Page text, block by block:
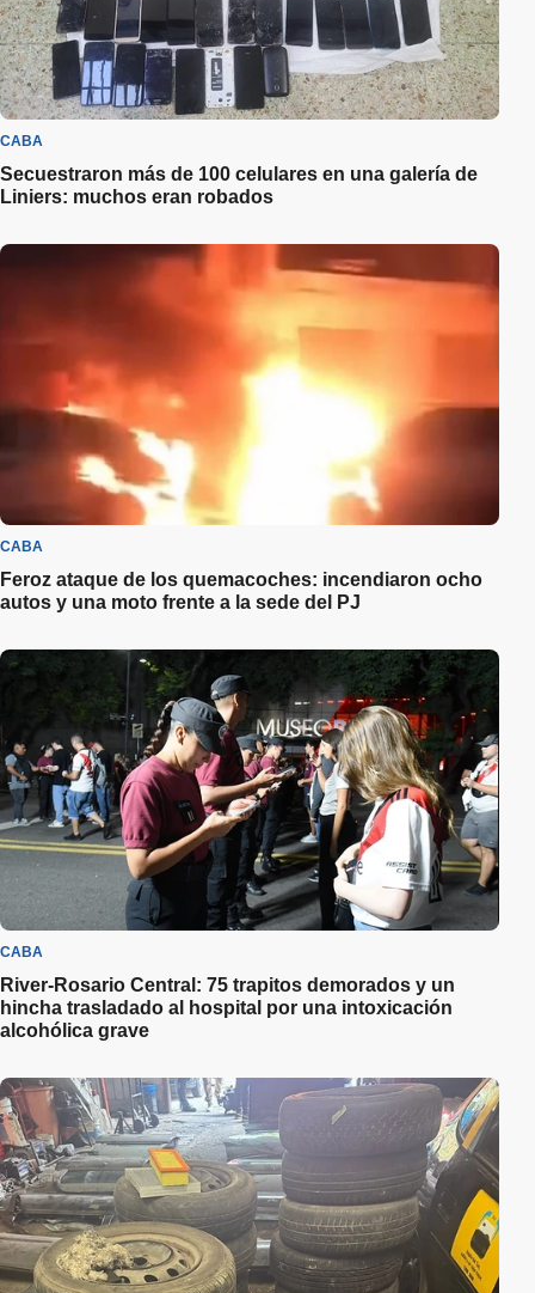
CABA
Secuestraron más de 100 celulares en una galería de
Liniers: muchos eran robados
CABA
Feroz ataque de los quemacoches: incendiaron ocho
autos y una moto frente a la sede del PJ
CABA
River-Rosario Central: 75 trapitos demorados y un
hincha trasladado al hospital por una intoxicación
alcohólica grave